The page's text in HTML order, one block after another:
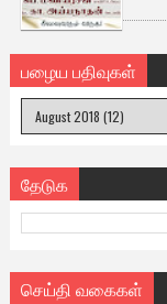
பழைய பதிவுகள்
தேடுக
செய்தி வகைகள்